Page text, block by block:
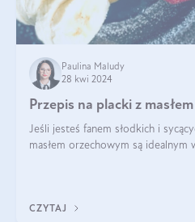
Paulina Maludy
28 kwi 2024
Przepis na placki z
Jeśli jesteś fanem słodkich i
masłem orzechowym są
CZYTAJ